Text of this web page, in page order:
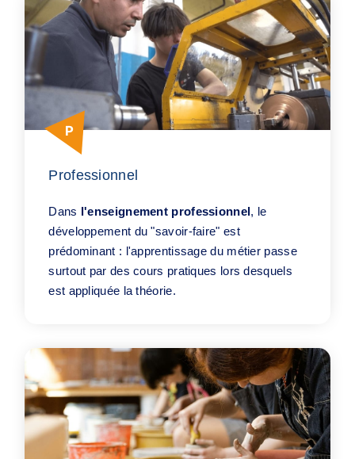
Professionnel
Dans l'enseignement professionnel, le
développement du "savoir-faire" est
prédominant : l'apprentissage du métier passe
surtout par des cours pratiques lors desquels
est appliquée la théorie.